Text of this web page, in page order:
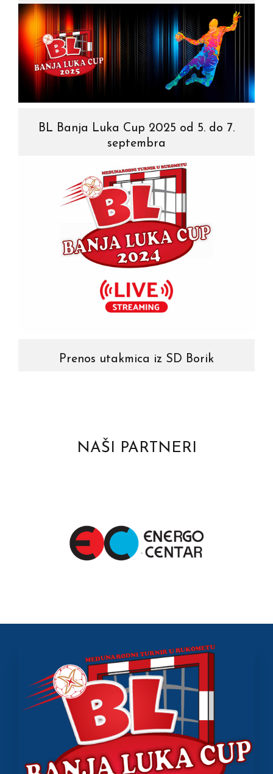
BL Banja Luka Cup 2025 od 5. do 7.
septembra
Prenos utakmica iz SD Borik
NAŠI PARTNERI